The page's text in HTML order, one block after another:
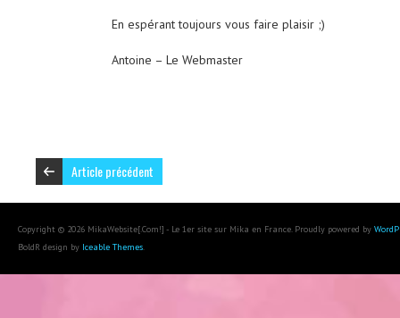
En espérant toujours vous faire plaisir ;)
Antoine – Le Webmaster
Article précédent
Copyright © 2026 MikaWebsite[.Com!] - Le 1er site sur Mika en France. Proudly powered by
BoldR design by Iceable Themes.